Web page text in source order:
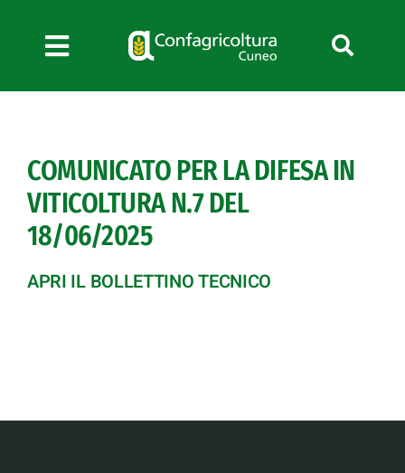
contenuto
Toggle
Navigation
News
Bandi
Formazione
COMUNICATO PER LA DIFESA IN
VITICOLTURA N.7 DEL
18/06/2025
APRI IL BOLLETTINO TECNICO